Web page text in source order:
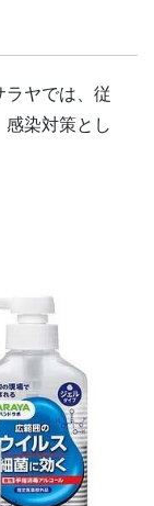
ラヤでは、従
染対策とし